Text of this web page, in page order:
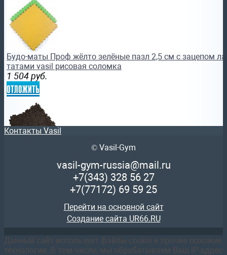
Будо-маты Проф жёлто зелёные пазл 2,5 см с зацепом
татами vasil рисовая соломка
1 504 руб.
отложить
Напольное покрытие Body Solid Боди Солид RFPM4B
спортзал eka-sport swat подарок спорт кумите
Контакты Vasil
© Vasil-Gym
vasil-gym-russia@mail.ru
+7(343) 328 56 27
+7(77172) 69 59 25
Перейти на основной сайт
Создание сайта UR66.RU
Данный сайт использует файлы cookie и прочие похожие
технологии. В том числе, мы обрабатываем Ваш IP-адрес